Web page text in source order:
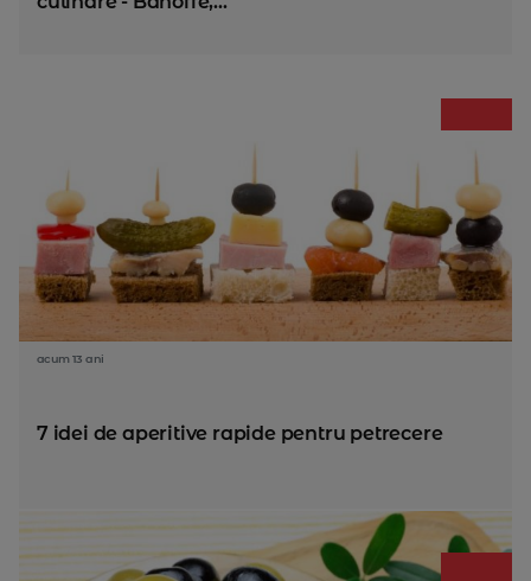
acum 13 ani
7 idei de aperitive rapide pentru petrecere